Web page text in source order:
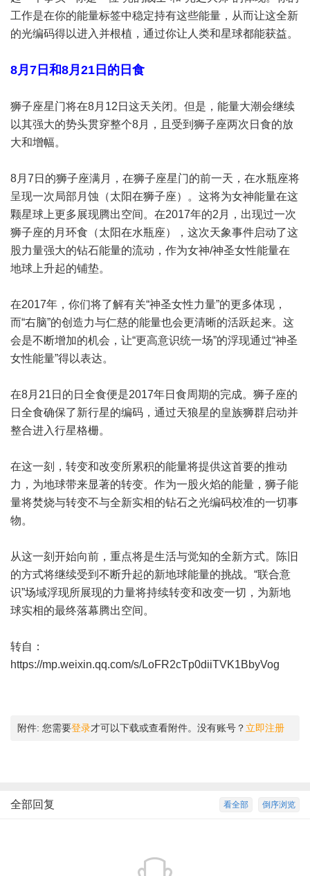
工作是在你的能量标签中稳定持有这些能量，从而让这全新
的光编码得以进入并根植，通过你让人类和星球都能获益。
8月7日和8月21日的日食
狮子座星门将在8月12日这天关闭。但是，能量大潮会继续
以其强大的势头贯穿整个8月，且受到狮子座两次日食的放
大和增幅。
8月7日的狮子座满月，在狮子座星门的前一天，在水瓶座将
呈现一次局部月蚀（太阳在狮子座）。这将为女神能量在这
颗星球上更多展现腾出空间。在2017年的2月，出现过一次
狮子座的月环食（太阳在水瓶座），这次天象事件启动了这
股力量强大的钻石能量的流动，作为女神/神圣女性能量在
地球上升起的铺垫。
在2017年，你们将了解有关“神圣女性力量”的更多体现，
而“右脑”的创造力与仁慈的能量也会更清晰的活跃起来。这
会是不断增加的机会，让“更高意识统一场”的浮现通过“神圣
女性能量”得以表达。
在8月21日的日全食便是2017年日食周期的完成。狮子座的
日全食确保了新行星的编码，通过天狼星的皇族狮群启动并
整合进入行星格栅。
在这一刻，转变和改变所累积的能量将提供这首要的推动
力，为地球带来显著的转变。作为一股火焰的能量，狮子能
量将焚烧与转变不与全新实相的钻石之光编码校准的一切事
物。
从这一刻开始向前，重点将是生活与觉知的全新方式。陈旧
的方式将继续受到不断升起的新地球能量的挑战。“联合意
识”场域浮现所展现的力量将持续转变和改变一切，为新地
球实相的最终落幕腾出空间。
转自：
https://mp.weixin.qq.com/s/LoFR2cTp0diiTVK1BbyVog
附件: 您需要登录才可以下载或查看附件。没有账号？ 立即注册
倒序浏览
看全部
全部回复